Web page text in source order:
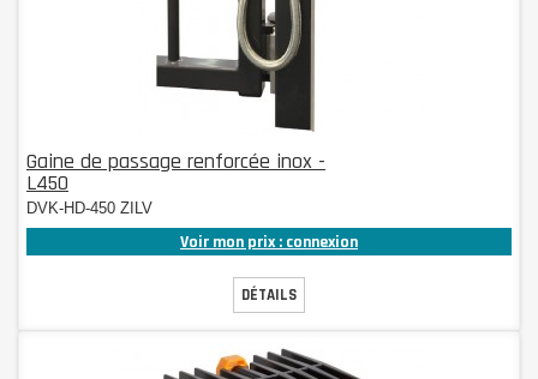
Gaine de passage renforcée inox -
L450
DVK-HD-450 ZILV
Voir mon prix : connexion
DÉTAILS